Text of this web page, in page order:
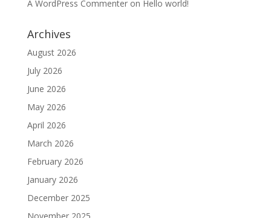
A WordPress Commenteron Hello world!
Archives
August 2026
July 2026
June 2026
May 2026
April 2026
March 2026
February 2026
January 2026
December 2025